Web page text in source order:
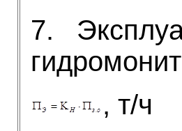
7.
, т/ч